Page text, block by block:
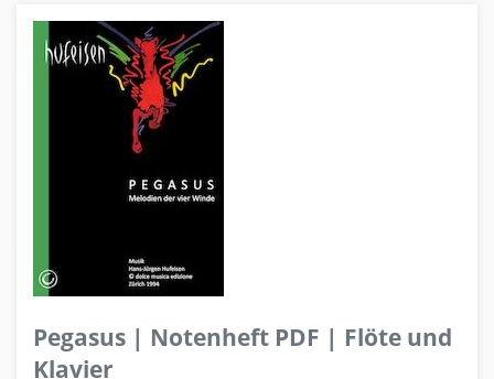
Pegasus | Notenheft PDF | Flöte und
Klavier